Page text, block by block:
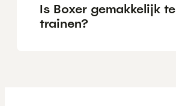
Is Boxer gemakkelijk te
trainen?